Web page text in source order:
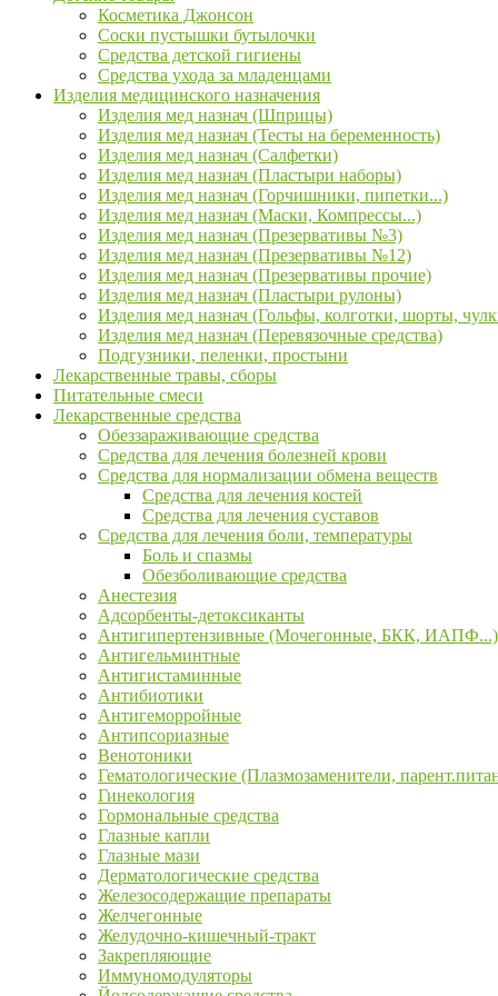
Косметика Джонсон
Соски пустышки бутылочки
Средства детской гигиены
Средства ухода за младенцами
Изделия медицинского назначения
Изделия мед назнач (Шприцы)
Изделия мед назнач (Тесты на беременность)
Изделия мед назнач (Салфетки)
Изделия мед назнач (Пластыри наборы)
Изделия мед назнач (Горчишники, пипетки...)
Изделия мед назнач (Маски, Компрессы...)
Изделия мед назнач (Презервативы №3)
Изделия мед назнач (Презервативы №12)
Изделия мед назнач (Презервативы прочие)
Изделия мед назнач (Пластыри рулоны)
Изделия мед назнач (Гольфы, колготки, шорты,
Изделия мед назнач (Перевязочные средства)
Подгузники, пеленки, простыни
Лекарственные травы, сборы
Питательные смеси
Лекарственные средства
Обеззараживающие средства
Средства для лечения болезней крови
Средства для нормализации обмена веществ
Средства для лечения костей
Средства для лечения суставов
Средства для лечения боли, температуры
Боль и спазмы
Обезболивающие средства
Анестезия
Адсорбенты-детоксиканты
Антигипертензивные (Мочегонные, БКК, ИАПФ...)
Антигельминтные
Антигистаминные
Антибиотики
Антигеморройные
Антипсориазные
Венотоники
Гематологические (Плазмозаменители,
Гинекология
Гормональные средства
Глазные капли
Глазные мази
Дерматологические средства
Железосодержащие препараты
Желчегонные
Желудочно-кишечный-тракт
Закрепляющие
Иммуномодуляторы